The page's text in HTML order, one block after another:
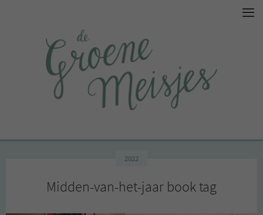
2022
Midden-van-het-jaar book tag